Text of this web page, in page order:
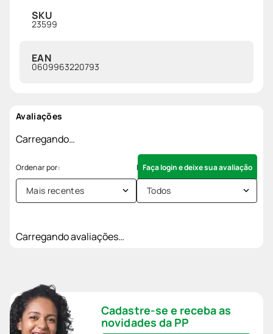
SKU
23599
EAN
0609963220793
Avaliações
Carregando…
Faça login e deixe sua avaliação
Mais recentes Todos
Carregando avaliações…
Cadastre-se e receba as
novidades da PP